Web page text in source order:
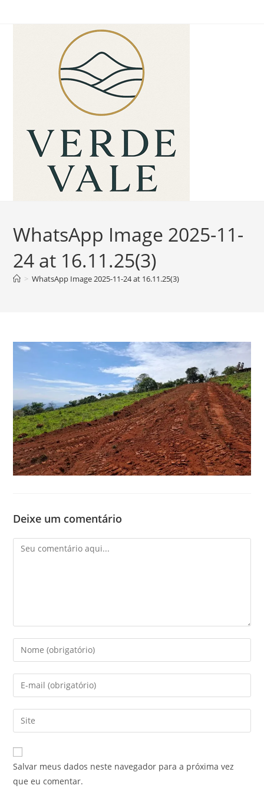
para
WhatsApp Image 2025-11-
24 at 16.11.25(3)
> WhatsApp Image 2025-11-24 at 16.11.25(3)
Deixe um comentário
Comentário
Digite
seu
nome
ou
de
usuário
para
comentar
Digite
seu
endereço
de
mail
para
comentar
Digite
o
URL
do
site
Salvar meus dados neste navegador para a próxima vez
que eu comentar.